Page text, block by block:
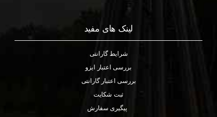
لینک های مفید
شرایط گارانتی
بررسی اعتبار ایزو
بررسی اعتبار گارانتی
ثبت شکایت
پیگیری سفارش